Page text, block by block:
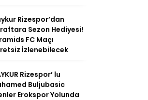
Rizespor’dan
Sezon Hediyesi!
FC Maçı
İzlenebilecek
Rizespor’ lu
Buljubasic
Erokspor Yolunda